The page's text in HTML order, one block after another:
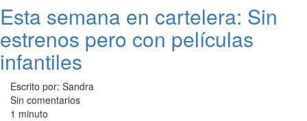
Esta semana en cartelera: Sin
estrenos pero con películas
infantiles
Escrito por: Sandra
Sin comentarios
1 minuto